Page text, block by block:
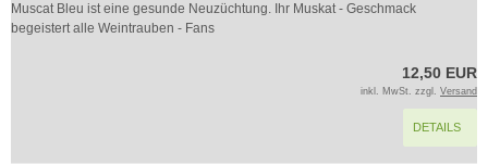
Muscat Bleu ist eine gesunde Neuzüchtung. Ihr Muskat - Geschmack
begeistert alle Weintrauben - Fans
12,50 EUR
inkl. MwSt. zzgl. Versand
DETAILS